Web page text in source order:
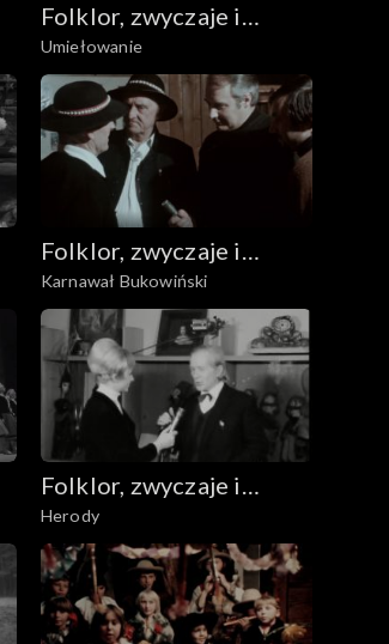
Folklor, zwyczaje i
sztuka ludowa
Umiełowanie
Folklor, zwyczaje i
sztuka ludowa
Karnawał Bukowiński
Folklor, zwyczaje i
sztuka ludowa
Herody